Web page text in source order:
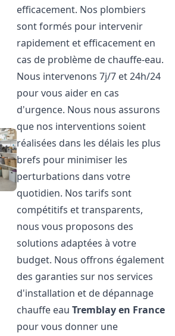
efficacement. Nos plombiers
sont formés pour intervenir
rapidement et efficacement en
cas de problème de chauffe-eau.
Nous intervenons 7j/7 et 24h/24
pour vous aider en cas
d'urgence. Nous nous assurons
que nos interventions soient
réalisées dans les délais les plus
brefs pour minimiser les
perturbations dans votre
quotidien. Nos tarifs sont
compétitifs et transparents,
nous vous proposons des
solutions adaptées à votre
budget. Nous offrons également
des garanties sur nos services
d'installation et de dépannage
chauffe eauTremblay en France
pour vous donner une